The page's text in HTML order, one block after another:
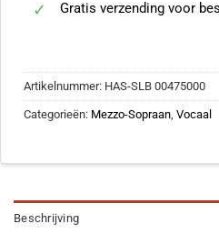
Gratis verzending voor
Artikelnummer: HAS-SLB 00475000
Categorieën: Mezzo-Sopraan, Vocaal
Beschrijving